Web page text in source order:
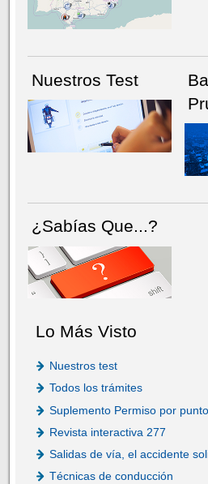
Nuestros Test
¿Sabías Que...?
Lo Más Visto
Nuestros test
Todos los trámites
Suplemento Permiso por
Revista interactiva 277
Salidas de vía, el accidente
Técnicas de conducción